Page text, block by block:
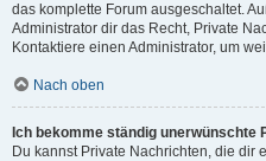
das komplette Forum ausgeschaltet.
Administrator dir das Recht, Private
Kontaktiere einen Administrator, um
Nach oben
Ich bekomme ständig unerwünschte
Du kannst Private Nachrichten, die dir